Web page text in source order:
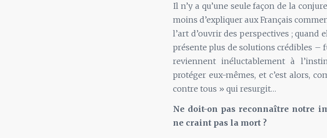
Il n’y a qu’une seule façon de la
moins d’expliquer aux Français
l’art d’ouvrir des perspectives ; quand
présente plus de solutions crédibles –
reviennent inéluctablement à
protéger eux-mêmes, et c’est alors,
contre tous » qui resurgit…
Ne doit-on pas reconnaître notre
ne craint pas la mort ?